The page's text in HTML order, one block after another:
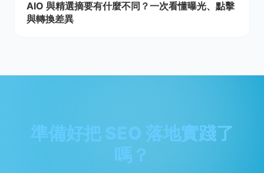
AIO 與精選摘要有什麼不同？一次看懂曝光、點擊
與轉換差異
準備好把 SEO 落地實踐了
嗎？